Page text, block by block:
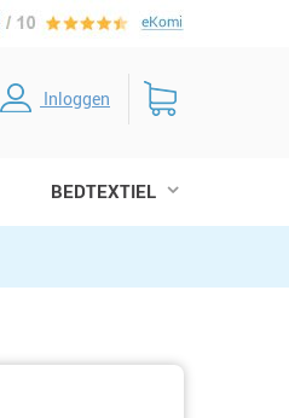
Inloggen
BEDTEXTIEL